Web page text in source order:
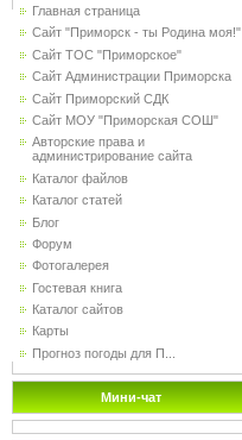
Главная страница
Сайт "Приморск - ты Родина моя!"
Сайт ТОС "Приморское"
Сайт Администрации Приморска
Сайт Приморский СДК
Сайт МОУ "Приморская СОШ"
Авторские права и
администрирование сайта
Каталог файлов
Каталог статей
Блог
Форум
Фотогалерея
Гостевая книга
Каталог сайтов
Карты
Прогноз погоды для П...
Мини-чат